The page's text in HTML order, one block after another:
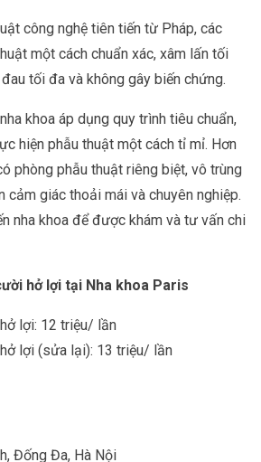
công nghệ tiên tiến từ Pháp, các
một cách chuẩn xác, xâm lấn tối
tối đa và không gây biến chứng.
khoa áp dụng quy trình tiêu chuẩn,
hiện phẫu thuật một cách tỉ mỉ. Hơn
phòng phẫu thuật riêng biệt, vô trùng
cảm giác thoải mái và chuyên nghiệp.
nha khoa để được khám và tư vấn chi
hở lợi tại Nha khoa Paris
lợi: 12 triệu/ lần
lợi (sửa lại): 13 triệu/ lần
Đống Đa, Hà Nội